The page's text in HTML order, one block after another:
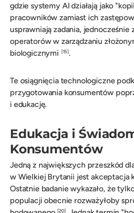
gdzie systemy AI działają jako
pracowników zamiast ich
usprawniają zadania, jednocześnie
operatorów w zarządzaniu
biologicznymi
[15].
Te osiągnięcia technologiczne
przygotowania konsumentów
i edukację.
Edukacja i
Konsumentów
Jedną z największych przeszkód
w Wielkiej Brytanii jest akceptacja
Ostatnie badanie wykazało, że
populacji obecnie rozważyłoby
[20]